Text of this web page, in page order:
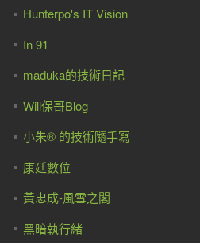
Hunterpo's IT Vision
In 91
maduka的技術日記
Will保哥Blog
小朱® 的技術隨手寫
康廷數位
黃忠成-風雪之閣
黑暗執行緒